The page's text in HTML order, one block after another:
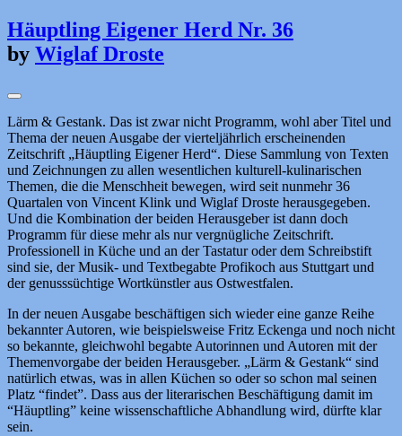
Häuptling Eigener Herd Nr. 36
by Wiglaf Droste
Lärm & Gestank. Das ist zwar nicht Programm, wohl aber Titel und
Thema der neuen Ausgabe der vierteljährlich erscheinenden
Zeitschrift „Häuptling Eigener Herd“. Diese Sammlung von Texten
und Zeichnungen zu allen wesentlichen kulturell-kulinarischen
Themen, die die Menschheit bewegen, wird seit nunmehr 36
Quartalen von Vincent Klink und Wiglaf Droste herausgegeben.
Und die Kombination der beiden Herausgeber ist dann doch
Programm für diese mehr als nur vergnügliche Zeitschrift.
Professionell in Küche und an der Tastatur oder dem Schreibstift
sind sie, der Musik- und Textbegabte Profikoch aus Stuttgart und
der genusssüchtige Wortkünstler aus Ostwestfalen.
In der neuen Ausgabe beschäftigen sich wieder eine ganze Reihe
bekannter Autoren, wie beispielsweise Fritz Eckenga und noch nicht
so bekannte, gleichwohl begabte Autorinnen und Autoren mit der
Themenvorgabe der beiden Herausgeber. „Lärm & Gestank“ sind
natürlich etwas, was in allen Küchen so oder so schon mal seinen
Platz “findet”. Dass aus der literarischen Beschäftigung damit im
“Häuptling” keine wissenschaftliche Abhandlung wird, dürfte klar
sein.